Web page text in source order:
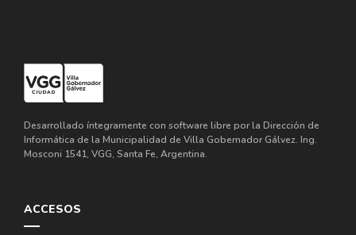
Desarrollado íntegramente con software libre por la Dirección de
Informática de la Municipalidad de Villa Gobernador Gálvez. Ing.
Mosconi 1541, VGG, Santa Fe, Argentina.
ACCESOS